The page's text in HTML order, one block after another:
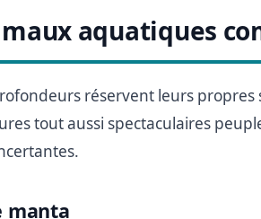
aquatiques
réservent leurs propres
tout aussi spectaculaires
manta